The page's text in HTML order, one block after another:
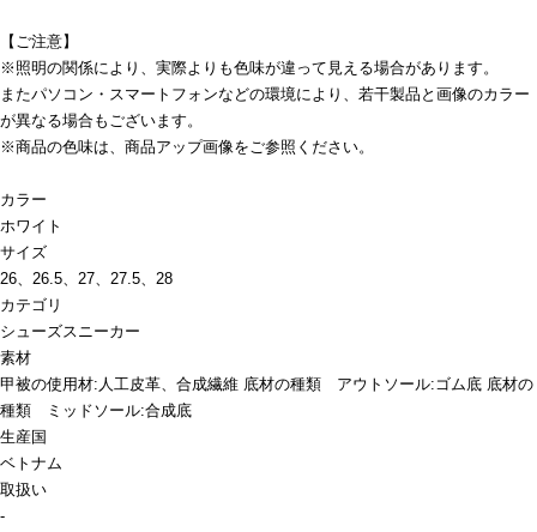
【ご注意】
※照明の関係により、実際よりも色味が違って見える場合があります。
またパソコン・スマートフォンなどの環境により、若干製品と画像のカラー
が異なる場合もございます。
※商品の色味は、商品アップ画像をご参照ください。
カラー
ホワイト
サイズ
26、26.5、27、27.5、28
カテゴリ
シューズスニーカー
素材
甲被の使用材:人工皮革、合成繊維 底材の種類 アウトソール:ゴム底 底材の
種類 ミッドソール:合成底
生産国
ベトナム
取扱い
-